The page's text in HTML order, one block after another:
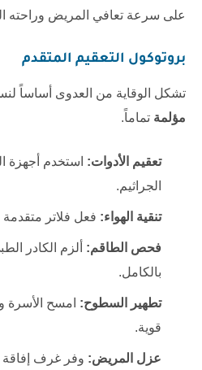
على سرعة تعافي المريض وراحته
بروتوكول التعقيم المتقدم
تشكل الوقاية من العدوى أساساً
مؤلمة تماماً.
تعقيم الأدوات: استخدم أجهزة
الجراثيم.
تنقية الهواء: فعل فلاتر متقدمة
فحص الطاقم: ألزم الكادر
بالكامل.
تطهير السطوح: امسح الأسرة
قوية.
عزل المريض: وفر غرف إفاقة